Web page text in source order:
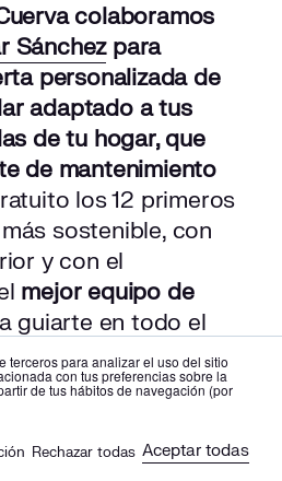
terceros para analizar el uso del sitio
con tus preferencias sobre la
de tus hábitos de navegación (por
Aceptar todas
Rechazar todas
colaboramos
Sánchezpara
personalizada de
adaptado a tus
de tu hogar, que
de mantenimiento
los 12 primeros
sostenible, con
y con el
mejor equipo de
guiarte en todo el
en todo
precio de tus
domésticas,
incluido el servicio